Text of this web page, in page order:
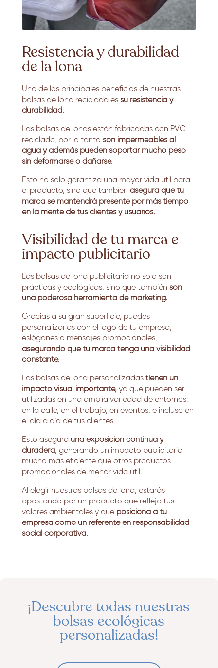
Resistencia y durabilidad
de la lona
Uno de los principales beneficios de nuestras
bolsas de lona reciclada es su resistencia y
durabilidad.
Las bolsas de lonas están fabricadas con PVC
reciclado, por lo tanto son impermeables al
agua y además pueden soportar mucho peso
sin deformarse o dañarse.
Esto no solo garantiza una mayor vida útil para
el producto, sino que también asegura que tu
marca se mantendrá presente por más tiempo
en la mente de tus clientes y usuarios.
Visibilidad de tu marca e
impacto publicitario
Las bolsas de lona publicitaria no solo son
prácticas y ecológicas, sino que también son
una poderosa herramienta de marketing.
Gracias a su gran superficie, puedes
personalizarlas con el logo de tu empresa,
eslóganes o mensajes promocionales,
asegurando que tu marca tenga una visibilidad
constante.
Las bolsas de lona personalizadas tienen un
impacto visual importante,ya que pueden ser
utilizadas en una amplia variedad de entornos:
en la calle, en el trabajo, en eventos, e incluso en
el día a día de tus clientes.
Esto asegura una exposición continua y
duradera, generando un impacto publicitario
mucho más eficiente que otros productos
promocionales de menor vida útil.
Al elegir nuestras bolsas de lona, estarás
apostando por un producto que refleja tus
valores ambientales y que posiciona a tu
empresa como un referente en responsabilidad
social corporativa.
¡Descubre todas nuestras
bolsas ecológicas
personalizadas!